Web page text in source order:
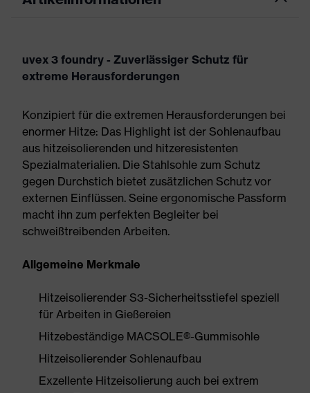
uvex 3 foundry - Zuverlässiger Schutz für
extreme Herausforderungen
Konzipiert für die extremen Herausforderungen bei
enormer Hitze: Das Highlight ist der Sohlenaufbau
aus hitzeisolierenden und hitzeresistenten
Spezialmaterialien. Die Stahlsohle zum Schutz
gegen Durchstich bietet zusätzlichen Schutz vor
externen Einflüssen. Seine ergonomische Passform
macht ihn zum perfekten Begleiter bei
schweißtreibenden Arbeiten.
Allgemeine Merkmale
Hitzeisolierender S3-Sicherheitsstiefel speziell
für Arbeiten in Gießereien
Hitzebeständige MACSOLE®-Gummisohle
Hitzeisolierender Sohlenaufbau
Exzellente Hitzeisolierung auch bei extrem